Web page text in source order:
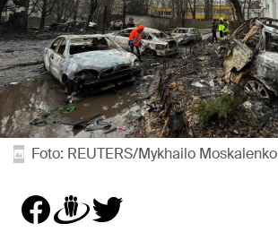
Foto: REUTERS/Mykhailo Moskalenko